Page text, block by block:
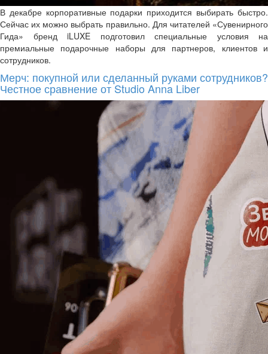
В декабре корпоративные подарки приходится выбирать быстро.
Сейчас их можно выбрать правильно. Для читателей «Сувенирного
Гида» бренд iLUXE подготовил специальные условия на
премиальные подарочные наборы для партнеров, клиентов и
сотрудников.
Мерч: покупной или сделанный руками сотрудников?
Честное сравнение от Studio Anna Liber